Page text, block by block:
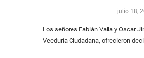
julio 18,
Los señores Fabián Valla y Oscar
Veeduría Ciudadana, ofrecieron